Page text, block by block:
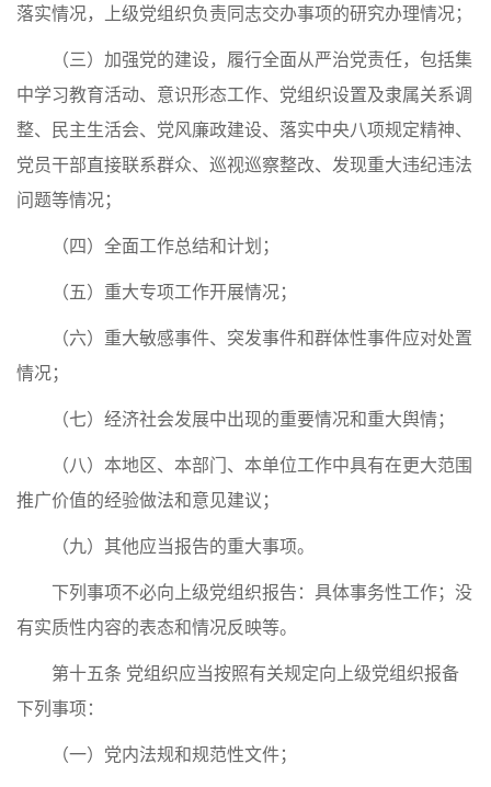
落实情况，上级党组织负责同志交办事项的研究办理情况；
（三）加强党的建设，履行全面从严治党责任，包括集
中学习教育活动、意识形态工作、党组织设置及隶属关系调
整、民主生活会、党风廉政建设、落实中央八项规定精神、
党员干部直接联系群众、巡视巡察整改、发现重大违纪违法
问题等情况；
（四）全面工作总结和计划；
（五）重大专项工作开展情况；
（六）重大敏感事件、突发事件和群体性事件应对处置
情况；
（七）经济社会发展中出现的重要情况和重大舆情；
（八）本地区、本部门、本单位工作中具有在更大范围
推广价值的经验做法和意见建议；
（九）其他应当报告的重大事项。
下列事项不必向上级党组织报告：具体事务性工作；没
有实质性内容的表态和情况反映等。
第十五条 党组织应当按照有关规定向上级党组织报备
下列事项：
（一）党内法规和规范性文件；